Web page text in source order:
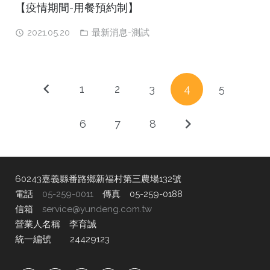
【疫情期間-用餐預約制】
2021.05.20 最新消息-測試
1 2 3 4 5
6 7 8
60243嘉義縣番路鄉新福村第三農場132號
電話 05-259-0011 傳真 05-259-0188
信箱 service@yundeng.com.tw
營業人名稱 李育誠
統一編號 24429123